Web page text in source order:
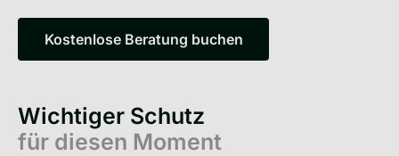
Kostenlose Beratung buchen
Kostenlose Beratung buchen
Wichtiger Schutz
für diesen Moment